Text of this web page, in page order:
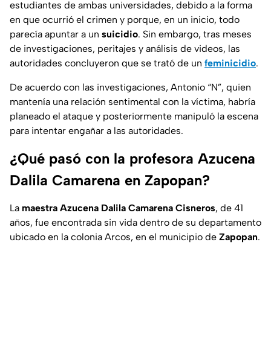
estudiantes de ambas universidades, debido a la forma
en que ocurrió el crimen y porque, en un inicio, todo
parecía apuntar a un suicidio. Sin embargo, tras meses
de investigaciones, peritajes y análisis de videos, las
autoridades concluyeron que se trató de un feminicidio.
De acuerdo con las investigaciones, Antonio “N”, quien
mantenía una relación sentimental con la víctima, habría
planeado el ataque y posteriormente manipuló la escena
para intentar engañar a las autoridades.
¿Qué pasó con la profesora Azucena
Dalila Camarena en Zapopan?
La maestra Azucena Dalila Camarena Cisneros, de 41
años, fue encontrada sin vida dentro de su departamento
ubicado en la colonia Arcos, en el municipio de Zapopan.